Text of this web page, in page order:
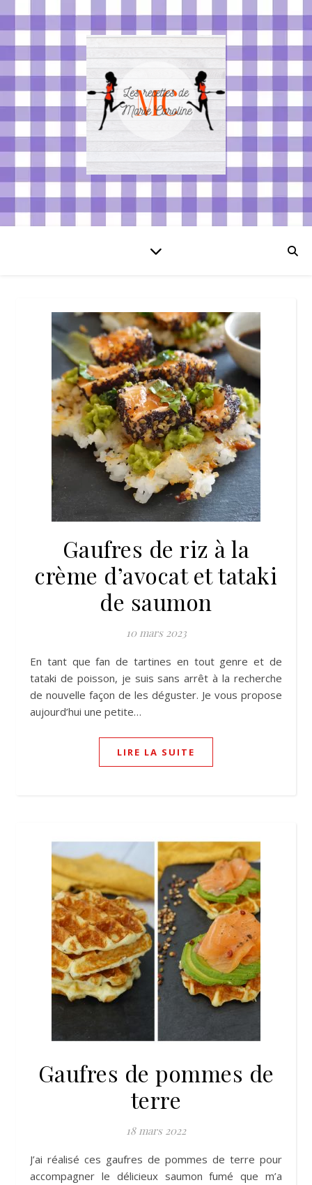
Gaufres de riz à la
crème d’avocat et tataki
de saumon
10 mars 2023
En tant que fan de tartines en tout genre et de
tataki de poisson, je suis sans arrêt à la recherche
de nouvelle façon de les déguster. Je vous propose
aujourd’hui une petite…
LIRE LA SUITE
Gaufres de pommes de
terre
18 mars 2022
J’ai réalisé ces gaufres de pommes de terre pour
accompagner le délicieux saumon fumé que m’a